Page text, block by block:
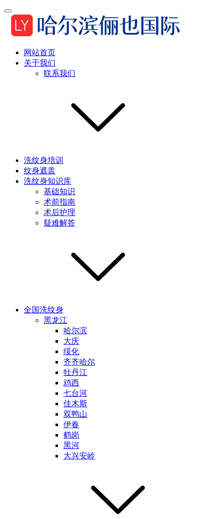
网站首页
关于我们
联系我们
洗纹身培训
纹身遮盖
洗纹身知识库
基础知识
术前指南
术后护理
疑难解答
全国洗纹身
黑龙江
哈尔滨
大庆
绥化
齐齐哈尔
牡丹江
鸡西
七台河
佳木斯
双鸭山
伊春
鹤岗
黑河
大兴安岭